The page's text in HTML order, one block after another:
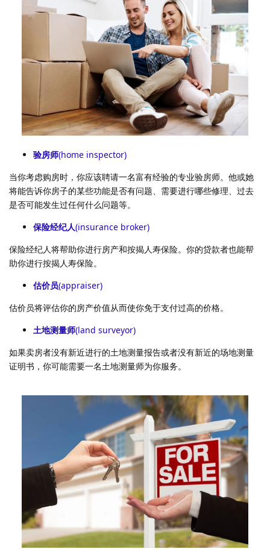
验房师(home inspector)
当你考虑购房时，你应该聘请一名富有经验的专业验房师。他或她
将能告诉你房子的某些功能是否有问题、需要进行哪些修理、过去
是否可能发生过任何什么问题等。
保险经纪人(insurance broker)
保险经纪人将帮助你进行房产和按揭人寿保险。你的贷款者也能帮
助你进行按揭人寿保险。
估价员(appraiser)
估价员将评估你的房产价值从而使你免于支付过高的价格。
土地测量师(land surveyor)
如果卖房者没有新近进行的土地测量报告或者没有新近的场地测量
证明书，你可能需要一名土地测量师为你服务。